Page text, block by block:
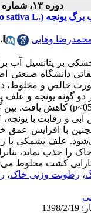
دوره ۱۳، شماره ۱ - ( ۲-۱۳۹۸ )
وهابی ،
بر پتانسیل آب
دانشگاه
هر دو گونه یونجه و
p<) کاهش یافت. بین
رقابت با یونجه،
با افزایش
علف پشمکی با
جذب نماید،
کشت مخلوط
، رطوبت وزنی خاک،